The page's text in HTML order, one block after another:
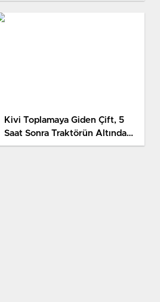
Kivi Toplamaya Giden Çift, 5
Saat Sonra Traktörün Altında
Ölü Bulundu